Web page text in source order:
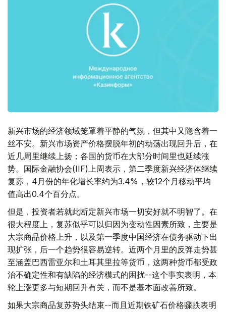
新兴市场的经济领域笼罩着平静的气氛，但其中又隐含着一
丝不安。新兴市场资产价格摆脱年初的动荡出现回升后，在
近几周里继续上扬；各国的货币在大部分时间里也延续涨
势。国际金融协会(IIF)上周表示，第二季度新兴经济体继续
复苏，4月份的年化增长率约为3.4%，较12个月移动平均
值高出0.4个百分点。
但是，投资者若就此断定新兴市场一切安好就不明智了。在
很大程度上，复苏似乎可以归因为变动性因素所致，主要是
大宗商品价格上升，以及第一季度中国经济在债务驱动下出
现扩张，后一个趋势很容易逆转。近两个月里的反弹走势甚
至涵盖巴西雷亚尔和土耳其里拉等货币，这两种货币都受政
治不确定性和有缺陷的经济模式的困扰--这个事实表明，本
轮上涨更多与短期回升有关，而不是基本面改善所致。
如果大宗商品复苏势头结束--而且近期铁矿石价格骤跌表明